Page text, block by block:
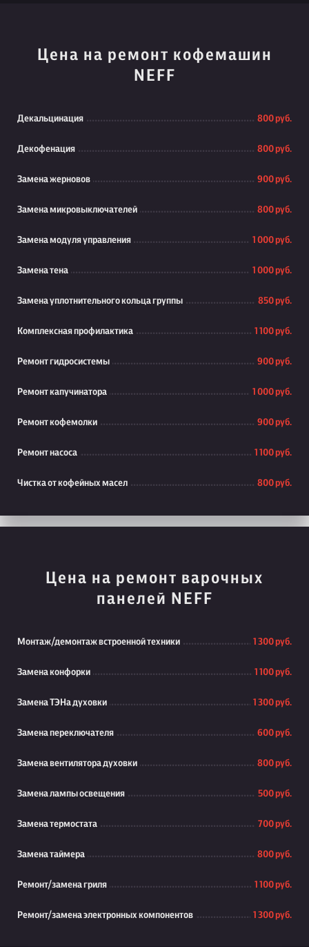
Цена на ремонт кофемашин
NEFF
Декальцинация 800 руб.
Декофенация 800 руб.
Замена жерновов 900 руб.
Замена микровыключателей 800 руб.
Замена модуля управления 1 000 руб.
Замена тена 1 000 руб.
Замена уплотнительного кольца группы 850 руб.
Комплексная профилактика 1 100 руб.
Ремонт гидросистемы 900 руб.
Ремонт капучинатора 1 000 руб.
Ремонт кофемолки 900 руб.
Ремонт насоса 1 100 руб.
Чистка от кофейных масел 800 руб.
Цена на ремонт варочных
панелей NEFF
Монтаж/демонтаж встроенной техники 1 300 руб.
Замена конфорки 1 100 руб.
Замена ТЭНа духовки 1 300 руб.
Замена переключателя 600 руб.
Замена вентилятора духовки 800 руб.
Замена лампы освещения 500 руб.
Замена термостата 700 руб.
Замена таймера 800 руб.
Ремонт/замена гриля 1 100 руб.
Ремонт/замена электронных компонентов 1 300 руб.